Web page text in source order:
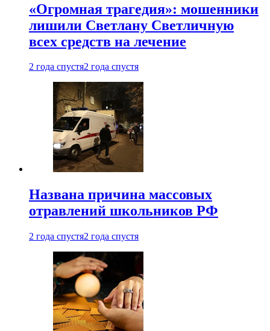
«Огромная трагедия»: мошенники
лишили Светлану Светличную
всех средств на лечение
2 года спустя2 года спустя
Названа причина массовых
отравлений школьников РФ
2 года спустя2 года спустя